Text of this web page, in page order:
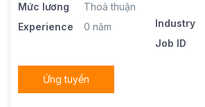
Mức lương
Thoả thuận
Experience
0 năm
Industry
Job ID
Ứng tuyển